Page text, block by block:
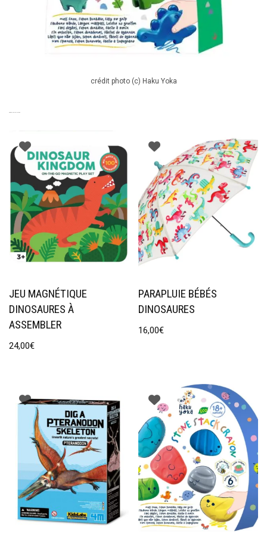
crédit photo (c) Haku Yoka
JEU MAGNÉTIQUE
DINOSAURES À
ASSEMBLER
24,00€
PARAPLUIE BÉBÉS
DINOSAURES
16,00€